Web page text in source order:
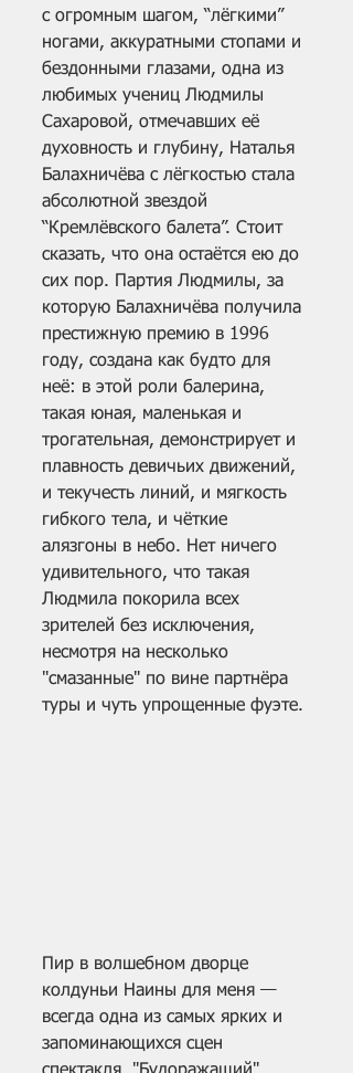
с огромным шагом, “лёгкими”
ногами, аккуратными стопами и
бездонными глазами, одна из
любимых учениц Людмилы
Сахаровой, отмечавших её
духовность и глубину, Наталья
Балахничёва с лёгкостью стала
абсолютной звездой
“Кремлёвского балета”. Стоит
сказать, что она остаётся ею до
сих пор. Партия Людмилы, за
которую Балахничёва получила
престижную премию в 1996
году, создана как будто для
неё: в этой роли балерина,
такая юная, маленькая и
трогательная, демонстрирует и
плавность девичьих движений,
и текучесть линий, и мягкость
гибкого тела, и чёткие
алязгоны в небо. Нет ничего
удивительного, что такая
Людмила покорила всех
зрителей без исключения,
несмотря на несколько
"смазанные" по вине партнёра
туры и чуть упрощенные фуэте.
Пир в волшебном дворце
колдуньи Наины для меня —
всегда одна из самых ярких и
запоминающихся сцен